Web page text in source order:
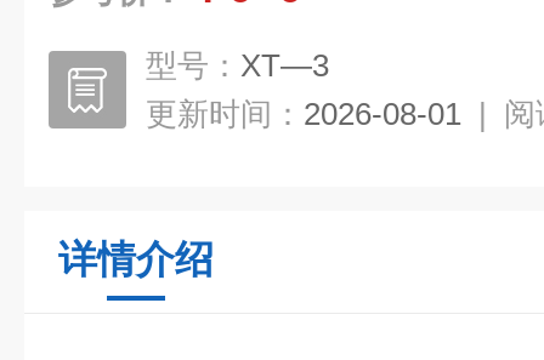
型号： XT—3
更新时间： 2026-08-01 | 阅
详情介绍